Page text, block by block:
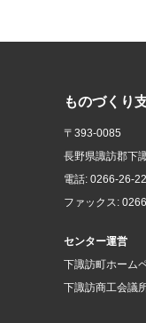
ものづくり
〒393-0085
長野県諏訪郡下
電話: 0266-26-
ファックス:
センター運営
下諏訪町ホーム
下諏訪商工会議